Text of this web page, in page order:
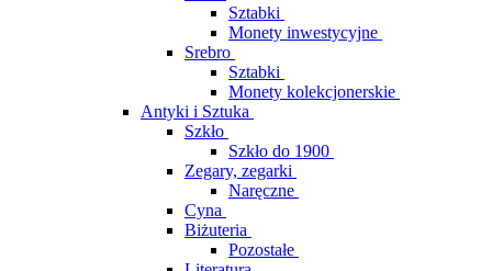
Sztabki
Monety inwestycyjne
Srebro
Sztabki
Monety kolekcjonerskie
Antyki i Sztuka
Szkło
Szkło do 1900
Zegary, zegarki
Naręczne
Cyna
Biżuteria
Pozostałe